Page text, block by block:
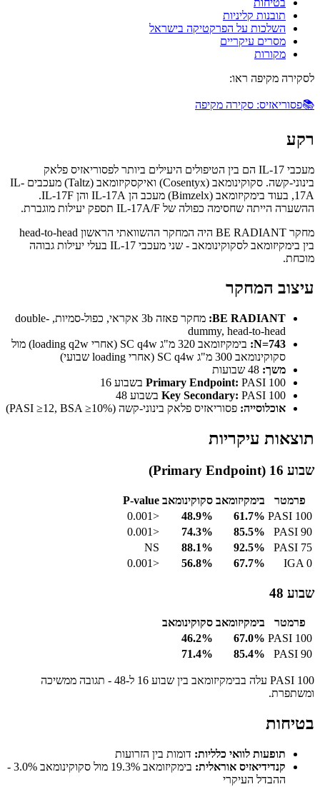
תובנות קליניות
השלכות על הפרקטיקה בישראל
מסרים עיקריים
מקורות
לסקירה מקיפה ראו:
📚פסוריאזיס: סקירה מקיפה
רקע
מעכבי IL-17 הם בין הטיפולים היעילים ביותר לפסוריאזיס פלאק
בינוני-קשה. סקוקינומאב (Cosentyx) ואיקסקיזומאב (Taltz) מעכבים IL-
17A, בעוד בימקיזומאב (Bimzelx) מעכב הן IL-17A והן IL-17F.
ההשערה הייתה שחסימה כפולה של IL-17A/F תספק יעילות מוגברת.
מחקר BE RADIANT היה המחקר ההשוואתי הראשון head-to-head
בין בימקיזומאב לסקוקינומאב - שני מעכבי IL-17 בעלי יעילות גבוהה
מוכחת.
עיצוב המחקר
BE RADIANT:
מחקר פאזה 3b אקראי, כפול-סמיות, double-
dummy, head-to-head
N=743:
בימקיזומאב 320 מ"ג SC q4w (אחרי loading q2w) מול
סקוקינומאב 300 מ"ג SC q4w (אחרי loading שבועי)
משך:
Primary Endpoint: PASI 100 בשבוע 16
Key Secondary: PASI 100 בשבוע 48
אוכלוסייה: פסוריאזיס פלאק בינוני-קשה (PASI ≥12, BSA ≥10%)
תוצאות עיקריות
שבוע 16 (Primary Endpoint)
פרמטר בימקיזומאב סקוקינומאב P-value
PASI 100
61.7%
48.9%
<0.001
PASI 90
85.5%
74.3%
<0.001
PASI 75
92.5%
88.1%
NS
IGA 0
67.7%
56.8%
<0.001
שבוע 48
פרמטר בימקיזומאב סקוקינומאב
PASI 100
67.0%
46.2%
PASI 90
85.4%
71.4%
PASI 100 עלה בבימקיזומאב בין שבוע 16 ל-48 - תגובה ממשיכה
ומשתפרת.
בטיחות
תופעות לוואי כלליות: דומות בין הזרועות
קנדידיאזיס אוראלית:
בימקיזומאב 19.3% מול סקוקינומאב 3.0% -
ההבדל העיקרי